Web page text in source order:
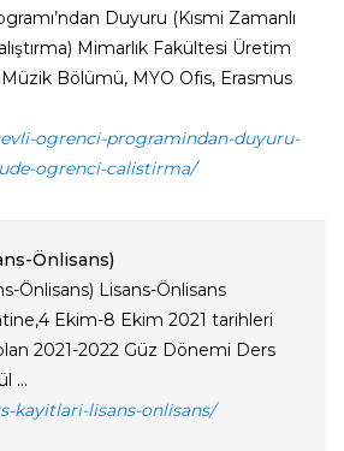
Duyuru (Kısmi Zamanlı
Mimarlık Fakültesi Üretim
Bölümü, MYO Ofis, Erasmus
ogrenci-programindan-duyuru-
ogrenci-calistirma/
Önlisans)
Önlisans) Lisans-Önlisans
Ekim-8 Ekim 2021 tarihleri
2021-2022 Güz Dönemi Ders
...
kayitlari-lisans-onlisans/